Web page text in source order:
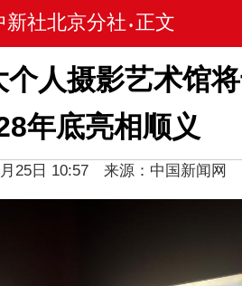
新社北京分社 • 正文
个人摄影艺术馆
年底亮相顺义
25日 10:57 来源：中国新闻网